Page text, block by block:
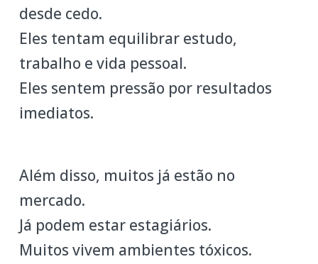
desde cedo.
Eles tentam equilibrar estudo,
trabalho e vida pessoal.
Eles sentem pressão por resultados
imediatos.
Além disso, muitos já estão no
mercado.
Já podem estar estagiários.
Muitos vivem ambientes tóxicos.